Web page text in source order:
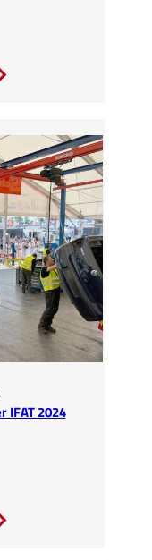
:
und
Seminare
in
Göttingen
IFAT 2024
: